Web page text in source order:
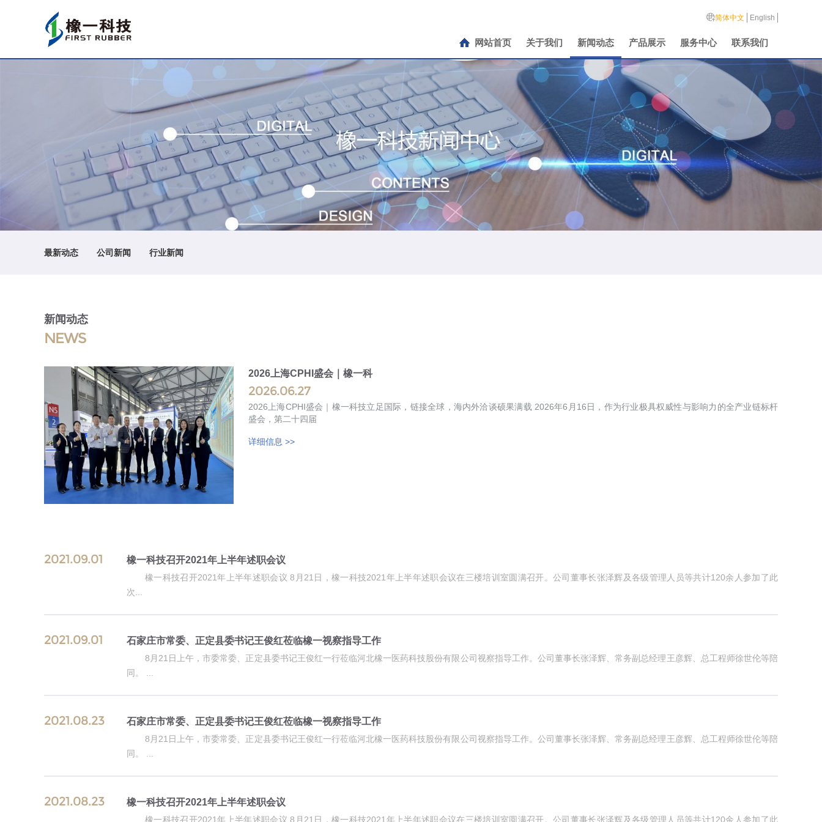
简体中文 English
网站首页 关于我们 新闻动态 产品展示 服务中心 联系我们
最新动态 公司新闻 行业新闻
新闻动态
NEWS
2026上海CPHI盛会｜橡一科
2026.06.27
2026上海CPHI盛会｜橡一科技立足国际，链接全球，海内外洽谈硕果满载 2026年6月16日，作为行业极具权威性与影响力的全产业链标杆
盛会，第二十四届
详细信息 >>
2021.09.01 橡一科技召开2021年上半年述职会议
橡一科技召开2021年上半年述职会议 8月21日，橡一科技2021年上半年述职会议在三楼培训室圆满召开。公司董事长张泽辉及各级管理人员等共计120余人参加了此
次...
2021.09.01 石家庄市常委、正定县委书记王俊红莅临橡一视察指导工作
8月21日上午，市委常委、正定县委书记王俊红一行莅临河北橡一医药科技股份有限公司视察指导工作。公司董事长张泽辉、常务副总经理王彦辉、总工程师徐世伦等陪
2021.08.23 石家庄市常委、正定县委书记王俊红莅临橡一视察指导工作
8月21日上午，市委常委、正定县委书记王俊红一行莅临河北橡一医药科技股份有限公司视察指导工作。公司董事长张泽辉、常务副总经理王彦辉、总工程师徐世伦等陪
2021.08.23 橡一科技召开2021年上半年述职会议
橡一科技召开2021年上半年述职会议 8月21日，橡一科技2021年上半年述职会议在三楼培训室圆满召开。公司董事长张泽辉及各级管理人员等共计120余人参加了此